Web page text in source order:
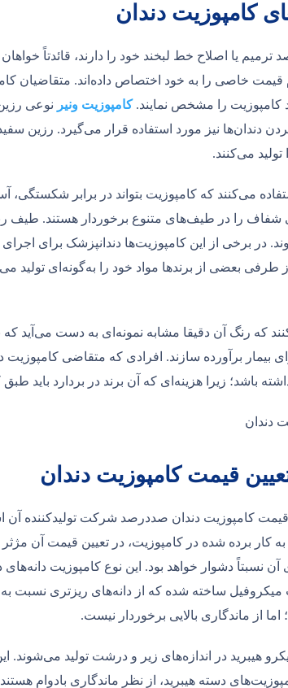
کامپوزیت دندان
ترمیم یا اصلاح خط لبخند خود را دارند، قائدتاً
خاصی را به‌ خود اختصاص داده‌اند. متقاضیان
کامپوزیت را مشخص نمایند.کامپوزیت ونیر نوعی
دندان‌ها نیز مورد استفاده قرار می‌گیرد. رزین
تولید می‌کنند.
می‌کنند که کامپوزیت بتواند در برابر
شفاف را در طیف‌های متنوع برخوردار هستند. طیف
در برخی از این کامپوزیت‌ها دندانپزشک برای
طرفی بعضی از برندها مواد خود را به‌گونه‌ای تولید
که رنگ آن دقیقا مشابه نمونه‌ای به دست می‌آید که
بیمار برآورده سازند. افرادی که متقاضی کامپوزیت
باشد؛ زیرا هزینه‌ای که آن برند در بردارد باید
قیمت کامپوزیت دندان
کامپوزیت دندان صددرصد شرکت تولیدکننده آن
‌کار برده ‌شده در کامپوزیت، در تعیین قیمت آن
میکروفیل ساخته ‌شده که از دانه‌های ریزتری نسبت
از ماندگاری بالایی برخوردار نیست.
هیبرید در اندازه‌های زیر و درشت تولید می‌شوند.
دسته هیبرید، از نظر ماندگاری بادوام